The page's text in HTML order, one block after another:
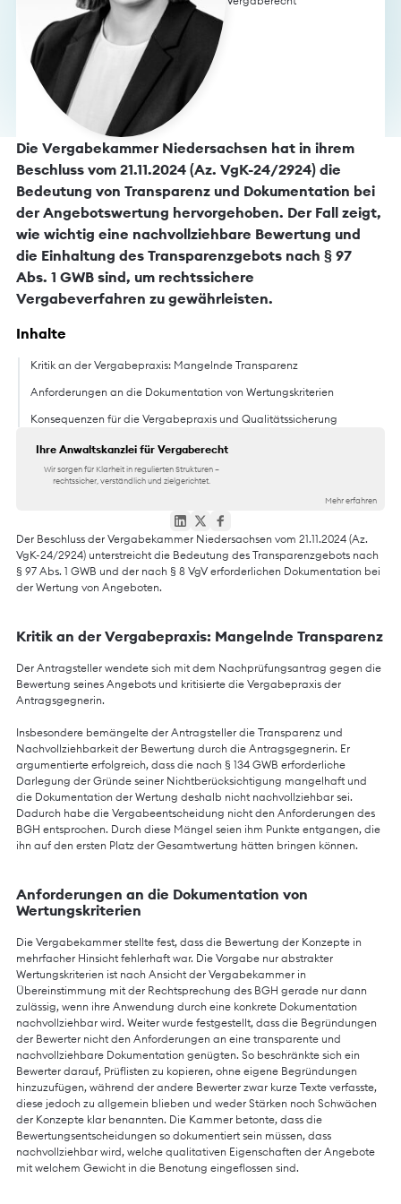
Die Vergabekammer Niedersachsen hat in ihrem
Beschluss vom 21.11.2024 (Az. VgK-24/2924) die
Bedeutung von Transparenz und Dokumentation bei
der Angebotswertung hervorgehoben. Der Fall zeigt,
wie wichtig eine nachvollziehbare Bewertung und
die Einhaltung des Transparenzgebots nach § 97
Abs. 1 GWB sind, um rechtssichere
Vergabeverfahren zu gewährleisten.
Inhalte
Kritik an der Vergabepraxis: Mangelnde Transparenz
Anforderungen an die Dokumentation von Wertungskriterien
Konsequenzen für die Vergabepraxis und Qualitätssicherung
Ihre Anwaltskanzlei für Vergaberecht
Wir sorgen für Klarheit in regulierten Strukturen –
rechtssicher, verständlich und zielgerichtet.
Mehr erfahren
Der Beschluss der Vergabekammer Niedersachsen vom 21.11.2024 (Az.
VgK-24/2924) unterstreicht die Bedeutung des Transparenzgebots nach
§ 97 Abs. 1 GWB und der nach § 8 VgV erforderlichen Dokumentation bei
der Wertung von Angeboten.
Kritik an der Vergabepraxis: Mangelnde Transparenz
Der Antragsteller wendete sich mit dem Nachprüfungsantrag gegen die
Bewertung seines Angebots und kritisierte die Vergabepraxis der
Antragsgegnerin.
Insbesondere bemängelte der Antragsteller die Transparenz und
Nachvollziehbarkeit der Bewertung durch die Antragsgegnerin. Er
argumentierte erfolgreich, dass die nach § 134 GWB erforderliche
Darlegung der Gründe seiner Nichtberücksichtigung mangelhaft und
die Dokumentation der Wertung deshalb nicht nachvollziehbar sei.
Dadurch habe die Vergabeentscheidung nicht den Anforderungen des
BGH entsprochen. Durch diese Mängel seien ihm Punkte entgangen, die
ihn auf den ersten Platz der Gesamtwertung hätten bringen können.
Anforderungen an die Dokumentation von
Wertungskriterien
Die Vergabekammer stellte fest, dass die Bewertung der Konzepte in
mehrfacher Hinsicht fehlerhaft war. Die Vorgabe nur abstrakter
Wertungskriterien ist nach Ansicht der Vergabekammer in
Übereinstimmung mit der Rechtsprechung des BGH gerade nur dann
zulässig, wenn ihre Anwendung durch eine konkrete Dokumentation
nachvollziehbar wird. Weiter wurde festgestellt, dass die Begründungen
der Bewerter nicht den Anforderungen an eine transparente und
nachvollziehbare Dokumentation genügten. So beschränkte sich ein
Bewerter darauf, Prüflisten zu kopieren, ohne eigene Begründungen
hinzuzufügen, während der andere Bewerter zwar kurze Texte verfasste,
diese jedoch zu allgemein blieben und weder Stärken noch Schwächen
der Konzepte klar benannten. Die Kammer betonte, dass die
Bewertungsentscheidungen so dokumentiert sein müssen, dass
nachvollziehbar wird, welche qualitativen Eigenschaften der Angebote
mit welchem Gewicht in die Benotung eingeflossen sind.